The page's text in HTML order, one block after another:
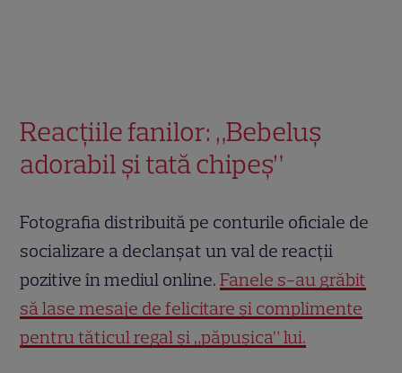
Reacțiile fanilor: „Bebeluş
adorabil şi tată chipeş”
Fotografia distribuită pe conturile oficiale de
socializare a declanșat un val de reacții
pozitive în mediul online.Fanele s-au grăbit
să lase mesaje de felicitare și complimente
pentru tăticul regal și „păpușica” lui.